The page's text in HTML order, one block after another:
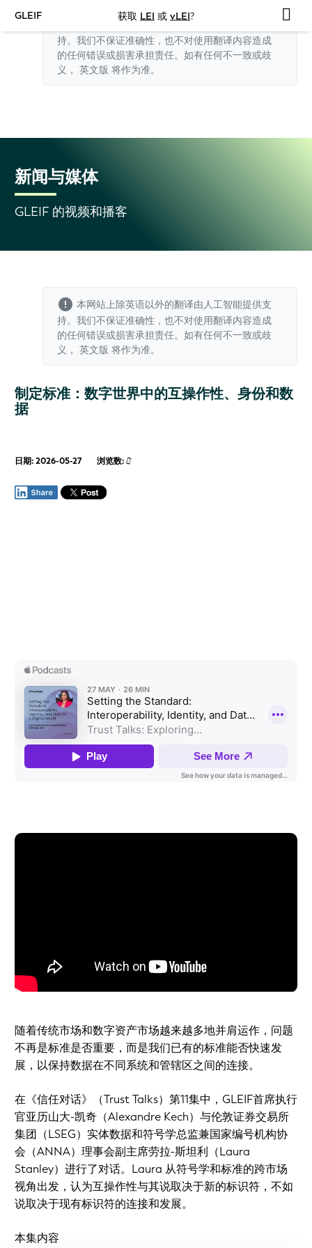
GLEIF 获取 LEI 或 vLEI?
本网站上除英语以外的翻译由人工智能提供支
持。我们不保证准确性，也不对使用翻译内容造成
的任何错误或损害承担责任。如有任何不一致或歧
义， 英文版 将作为准。
新闻与媒体
GLEIF 的视频和播客
本网站上除英语以外的翻译由人工智能提供支
持。我们不保证准确性，也不对使用翻译内容造成
的任何错误或损害承担责任。如有任何不一致或歧
义， 英文版 将作为准。
制定标准：数字世界中的互操作性、身份和数
据
日期: 2026-05-27 浏览数:
随着传统市场和数字资产市场越来越多地并肩运作，问题
不再是标准是否重要，而是我们已有的标准能否快速发
展，以保持数据在不同系统和管辖区之间的连接。
在《信任对话》（Trust Talks）第11集中，GLEIF首席执行
官亚历山大-凯奇（Alexandre Kech）与伦敦证券交易所
集团（LSEG）实体数据和符号学总监兼国家编号机构协
会（ANNA）理事会副主席劳拉-斯坦利（Laura
Stanley）进行了对话。Laura 从符号学和标准的跨市场
视角出发，认为互操作性与其说取决于新的标识符，不如
说取决于现有标识符的连接和发展。
本集内容